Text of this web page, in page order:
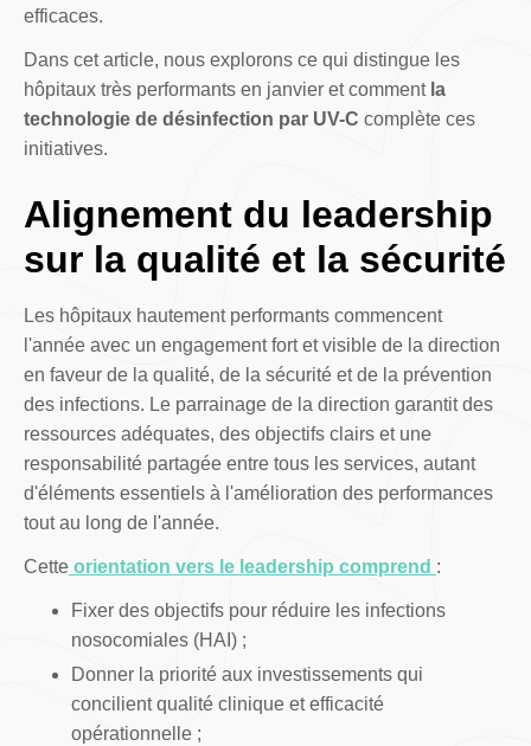
efficaces.
Dans cet article, nous explorons ce qui distingue les
hôpitaux très performants en janvier et comment la
technologie de désinfection par UV-C complète ces
initiatives.
Alignement du leadership
sur la qualité et la sécurité
Les hôpitaux hautement performants commencent
l'année avec un engagement fort et visible de la direction
en faveur de la qualité, de la sécurité et de la prévention
des infections. Le parrainage de la direction garantit des
ressources adéquates, des objectifs clairs et une
responsabilité partagée entre tous les services, autant
d'éléments essentiels à l'amélioration des performances
tout au long de l'année.
Cetteorientation vers le leadership comprend :
Fixer des objectifs pour réduire les infections
nosocomiales (HAI) ;
Donner la priorité aux investissements qui
concilient qualité clinique et efficacité
opérationnelle ;